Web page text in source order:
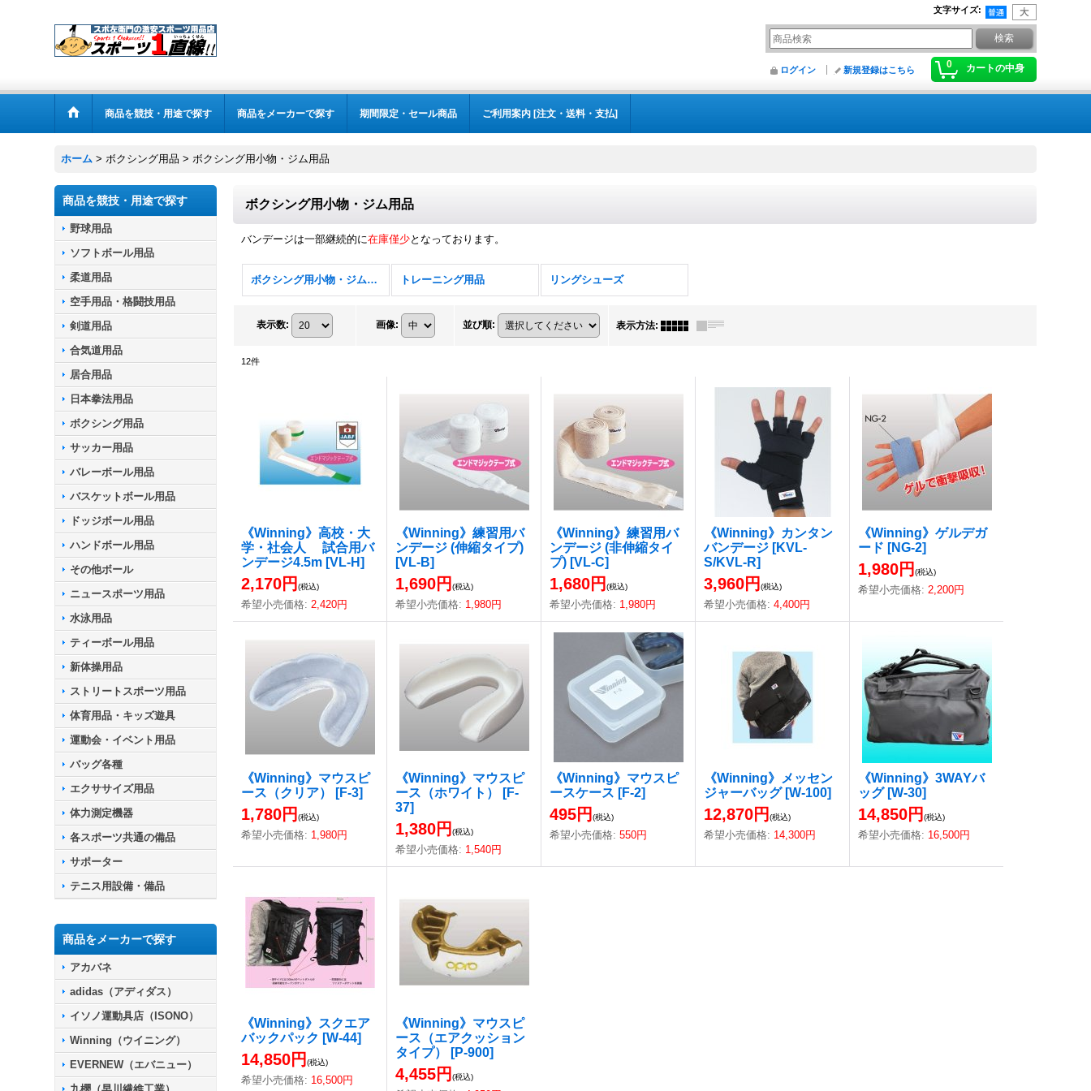
文字サイズ:
0 カートの中身
ログイン 新規登録はこちら
商品を競技・用途で探す 商品をメーカーで探す 期間限定・セール商品 ご利用案内 [注文・送料・支払]
ホーム > ボクシング用品 > ボクシング用小物・ジム用品
商品を競技・用途で探す
野球用品
ソフトボール用品
柔道用品
空手用品・格闘技用品
剣道用品
合気道用品
居合用品
日本拳法用品
ボクシング用品
サッカー用品
バレーボール用品
バスケットボール用品
ドッジボール用品
ハンドボール用品
その他ボール
ニュースポーツ用品
水泳用品
ティーボール用品
新体操用品
ストリートスポーツ用品
体育用品・キッズ遊具
運動会・イベント用品
バッグ各種
エクササイズ用品
体力測定機器
各スポーツ共通の備品
サポーター
テニス用設備・備品
商品をメーカーで探す
アカバネ
adidas（アディダス）
イソノ運動具店（ISONO）
Winning（ウイニング）
EVERNEW（エバニュー）
ボクシング用小物・ジム用品
バンデージは一部継続的に在庫僅少となっております。
ボクシング用小物・ジム用品 トレーニング用品 リングシューズ
表示数: 画像: 並び順: 表示方法:
12件
《Winning》高校・大
学・社会人 試合用バ
ンデージ4.5m [VL-H]
2,170円(税込)
希望小売価格: 2,420円
《Winning》練習用バ
ンデージ (伸縮タイプ)
[VL-B]
1,690円(税込)
希望小売価格: 1,980円
《Winning》練習用バ
ンデージ (非伸縮タイ
プ) [VL-C]
1,680円(税込)
希望小売価格: 1,980円
《Winning》カンタン
バンデージ [KVL-
S/KVL-R]
3,960円(税込)
希望小売価格: 4,400円
《Winning》ゲルデガ
ード [NG-2]
1,980円(税込)
希望小売価格: 2,200円
《Winning》マウスピ
ース（クリア）
[F-3]
1,780円(税込)
希望小売価格: 1,980円
《Winning》マウスピ
ース（ホワイト）
[F-
37]
1,380円(税込)
希望小売価格: 1,540円
《Winning》マウスピ
ースケース [F-2]
495円(税込)
希望小売価格: 550円
《Winning》メッセン
ジャーバッグ [W-100]
12,870円(税込)
希望小売価格: 14,300円
《Winning》3WAYバ
ッグ [W-30]
14,850円(税込)
希望小売価格: 16,500円
《Winning》スクエア
バックパック [W-44]
14,850円(税込)
希望小売価格: 16,500円
《Winning》マウスピ
ース（エアクッション
タイプ）
[P-900]
4,455円(税込)